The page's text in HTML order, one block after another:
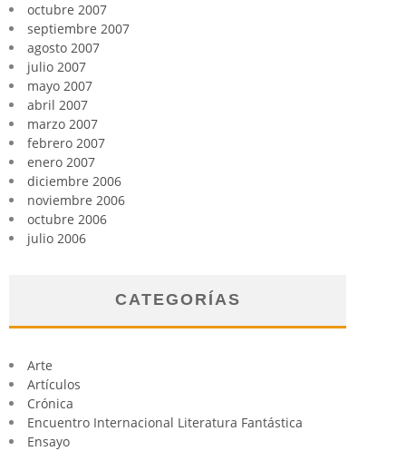
octubre 2007
septiembre 2007
agosto 2007
julio 2007
mayo 2007
abril 2007
marzo 2007
febrero 2007
enero 2007
diciembre 2006
noviembre 2006
octubre 2006
julio 2006
CATEGORÍAS
Arte
Artículos
Crónica
Encuentro Internacional Literatura Fantástica
Ensayo